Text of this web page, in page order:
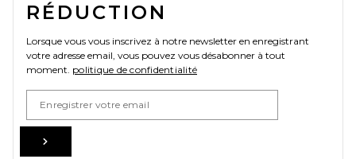
RÉDUCTION
Lorsque vous vous inscrivez à notre newsletter en enregistrant
votre adresse email, vous pouvez vous désabonner à tout
moment. politique de confidentialité